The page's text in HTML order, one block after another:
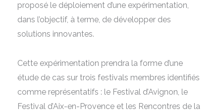
proposé le déploiement d’une expérimentation,
dans l’objectif, à terme, de développer des
solutions innovantes.
Cette expérimentation prendra la forme d’une
étude de cas sur trois festivals membres identifiés
comme représentatifs : le Festival d’Avignon, le
Festival d’Aix-en-Provence et les Rencontres de la